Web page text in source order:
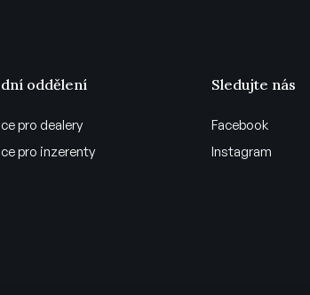
oddělení
pro dealery
pro inzerenty
Sledujte nás
Facebook
Instagram